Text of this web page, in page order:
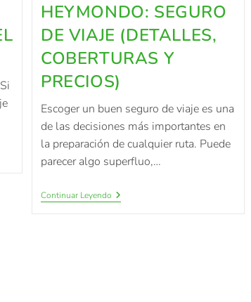
HEYMONDO: SEGURO
DE VIAJE (DETALLES,
COBERTURAS Y
PRECIOS)
Escoger un buen seguro de viaje es una
de las decisiones más importantes en
la preparación de cualquier ruta. Puede
parecer algo superfluo,…
Continuar Leyendo